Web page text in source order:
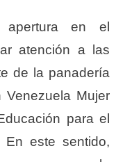
apertura en el
atención a las
de la panadería
Mujer
para el
En este sentido,